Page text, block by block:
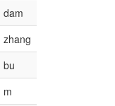
dam
zhang
bu
m